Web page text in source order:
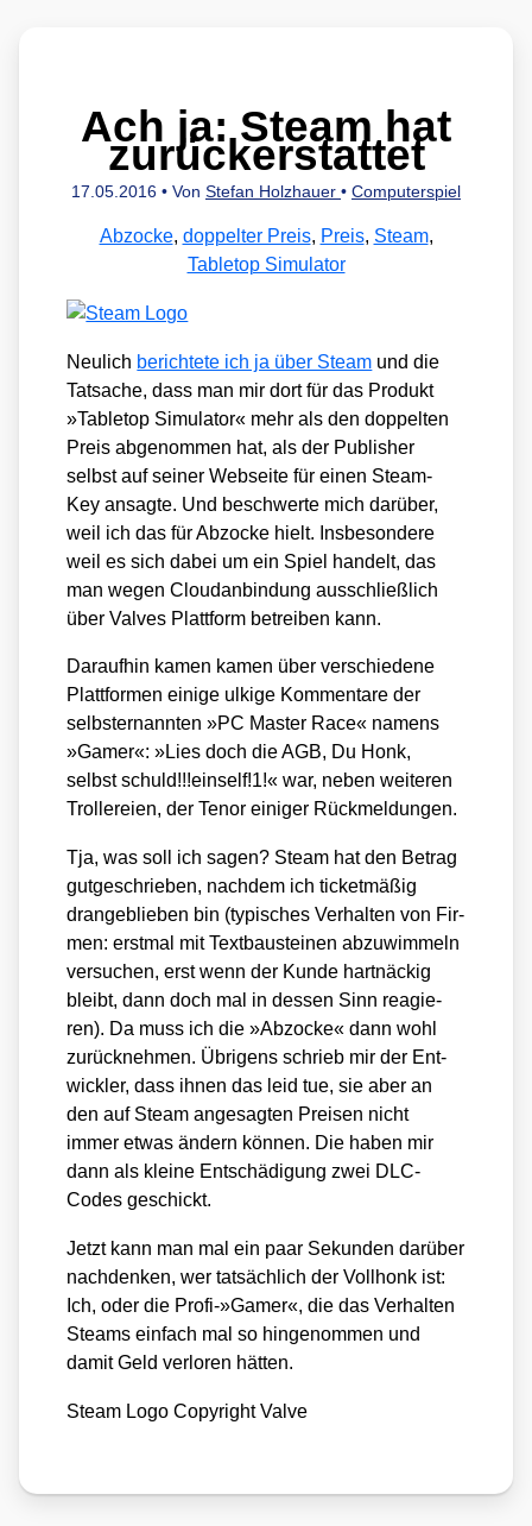
Ach ja: Steam hat
zurückerstattet
17.05.2016 • Von Stefan Holzhauer • Computerspiel
Abzocke, doppelter Preis, Preis, Steam,
Tabletop Simulator
Neu­lich berich­te­te ich ja über Steam und die
Tat­sa­che, dass man mir dort für das Pro­dukt
»Table­top Simu­la­tor« mehr als den dop­pel­ten
Preis abge­nom­men hat, als der Publisher
selbst auf sei­ner Web­sei­te für einen Steam-
Key ansag­te. Und beschwer­te mich dar­über,
weil ich das für Abzo­cke hielt. Ins­be­son­de­re
weil es sich dabei um ein Spiel han­delt, das
man wegen Clou­dan­bin­dung aus­schließ­lich
über Val­ves Platt­form betrei­ben kann.
Dar­auf­hin kamen kamen über ver­schie­de­ne
Platt­for­men eini­ge ulki­ge Kom­men­ta­re der
selbst­er­nann­ten »PC Mas­ter Race« namens
»Gamer«: »Lies doch die AGB, Du Honk,
selbst schuld!!!einself!1!« war, neben wei­te­ren
Trol­lerei­en, der Tenor eini­ger Rück­mel­dun­gen.
Tja, was soll ich sagen? Steam hat den Betrag
gut­ge­schrie­ben, nach­dem ich ticket­mä­ßig
dran­ge­blie­ben bin (typi­sches Ver­hal­ten von Fir­
men: erst­mal mit Text­bau­stei­nen abzu­wim­meln
ver­su­chen, erst wenn der Kun­de hart­nä­ckig
bleibt, dann doch mal in des­sen Sinn reagie­
ren). Da muss ich die »Abzo­cke« dann wohl
zurück­neh­men. Übri­gens schrieb mir der Ent­
wick­ler, dass ihnen das leid tue, sie aber an
den auf Steam ange­sag­ten Prei­sen nicht
immer etwas ändern kön­nen. Die haben mir
dann als klei­ne Ent­schä­di­gung zwei DLC-
Codes geschickt.
Jetzt kann man mal ein paar Sekun­den dar­über
nach­den­ken, wer tat­säch­lich der Vollhonk ist:
Ich, oder die Profi-»Gamer«, die das Ver­hal­ten
Steams ein­fach mal so hin­ge­nom­men und
damit Geld ver­lo­ren hät­ten.
Steam Logo Copy­right Val­ve